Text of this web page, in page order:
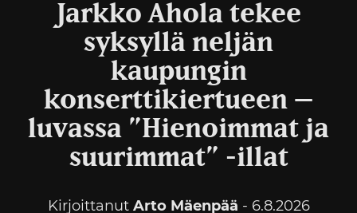
Jarkko Ahola tekee
syksyllä neljän
kaupungin
konserttikiertueen –
luvassa ”Hienoimmat ja
suurimmat” -illat
Kirjoittanut Arto Mäenpää - 6.8.2026